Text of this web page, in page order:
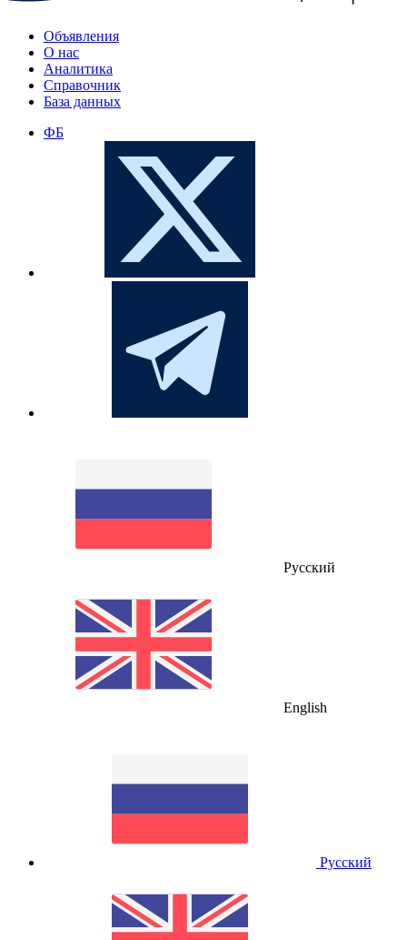
Объявления
О нас
Аналитика
Справочник
База данных
ФБ
Русский
English
Русский